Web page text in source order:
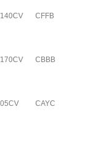
CFFB
CBBB
CAYC